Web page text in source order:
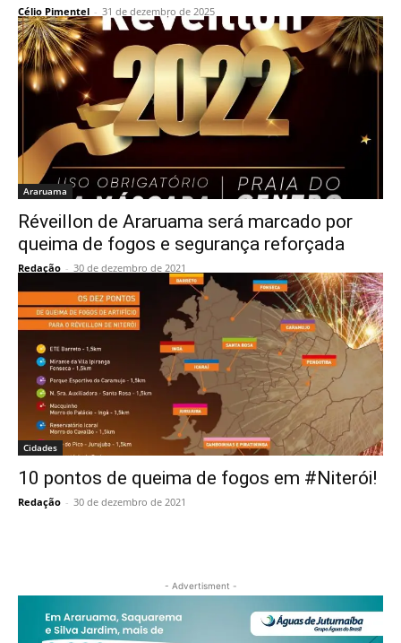
Célio Pimentel - 31 de dezembro de 2025
Araruama
Réveillon de Araruama será marcado por
queima de fogos e segurança reforçada
Redação - 30 de dezembro de 2021
Cidades
10 pontos de queima de fogos em #Niterói!
Redação - 30 de dezembro de 2021
- Advertisment -